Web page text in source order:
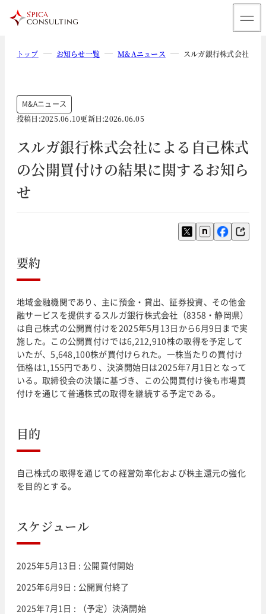
トップ お知らせ一覧 M&Aニュース スルガ銀行株式会社に
M&Aニュース
投稿日:2025.06.10更新日:2026.06.05
スルガ銀行株式会社による自己株式
の公開買付けの結果に関するお知ら
せ
要約
地域金融機関であり、主に預金・貸出、証券投資、その他金
融サービスを提供するスルガ銀行株式会社（8358・静岡県）
は自己株式の公開買付けを2025年5月13日から6月9日まで実
施した。この公開買付けでは6,212,910株の取得を予定して
いたが、5,648,100株が買付けられた。一株当たりの買付け
価格は1,155円であり、決済開始日は2025年7月1日となって
いる。取締役会の決議に基づき、この公開買付け後も市場買
付けを通じて普通株式の取得を継続する予定である。
目的
自己株式の取得を通じての経営効率化および株主還元の強化
を目的とする。
スケジュール
2025年5月13日 : 公開買付開始
2025年6月9日 : 公開買付終了
2025年7月1日 : （予定）決済開始